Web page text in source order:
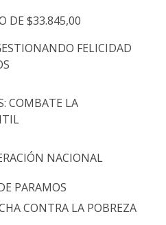
DE $33.845,00
FELICIDAD
COMBATE LA
NACIONAL
PARAMOS
CONTRA LA POBREZA